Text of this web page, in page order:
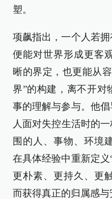
塑。
项飙指出，一个人若拥
便能对世界形成更客
晰的界定，也更能从
界”的构建，离不开对
事的理解与参与。他
人面对失控生活时的
围的人、事物、环境
在具体经验中重新定
更朴素、更持久、更
而获得真正的归属感与